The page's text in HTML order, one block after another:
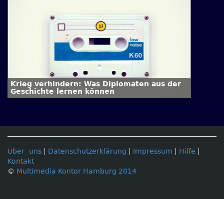
Krieg verhindern: Was Diplomaten aus der
Geschichte lernen können
Über uns Datenschutzerklärung Impressum Hilfe
Kontakt
© Multimedia Kontor Hamburg 2014